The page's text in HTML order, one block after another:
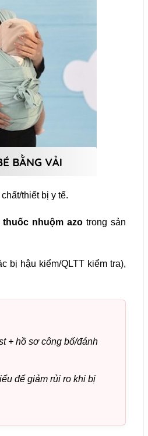
thiết bị y tế.
thuốc nhuộm azo trong sản
bị hậu kiểm/QLTT kiểm tra),
+ hồ sơ công bố/đánh
để giảm rủi ro khi bị